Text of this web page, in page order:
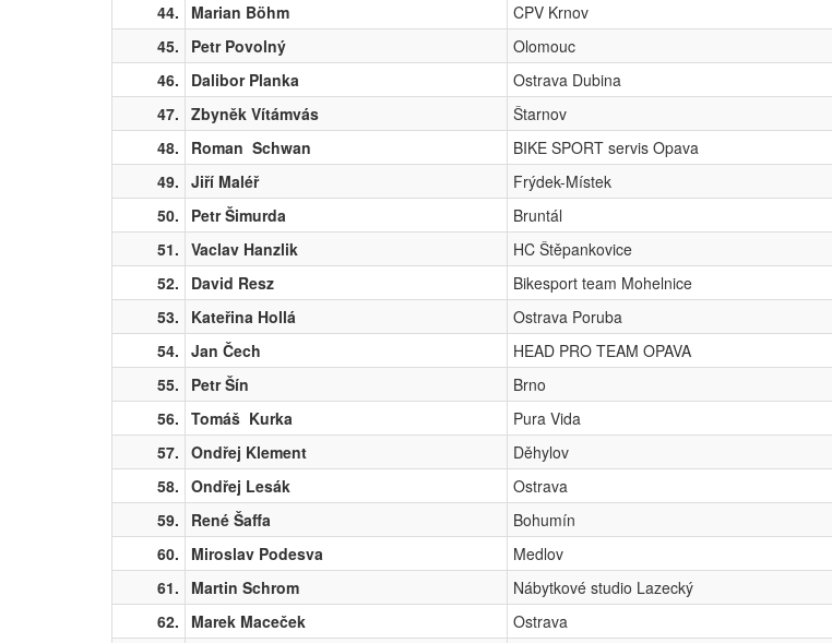
44.
Marian Böhm CPV Krnov
45.
Petr Povolný Olomouc
46.
Dalibor Planka Ostrava Dubina
47. Zbyněk Vítámvás Štarnov
48.
Roman Schwan BIKE SPORT servis Opava
49. Jiří Maléř Frýdek-Místek
50.
Petr Šimurda Bruntál
51. Vaclav Hanzlik HC Štěpankovice
52.
David Resz Bikesport team Mohelnice
53.
Kateřina Hollá Ostrava Poruba
54. Jan Čech HEAD PRO TEAM OPAVA
55.
Petr Šín Brno
56. Tomáš Kurka Pura Vida
57. Ondřej Klement Děhylov
58. Ondřej Lesák Ostrava
59.
René Šaffa Bohumín
60.
Miroslav Podesva Medlov
61.
Martin Schrom Nábytkové studio Lazecký
62.
Marek Maceček Ostrava